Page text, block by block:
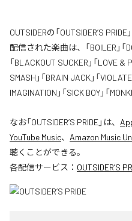
OUTSIDERの「OUTSIDER’S
配信された楽曲は、「BOILER」「
「BLACKOUT SUCKER」「LOVE &
SMASH」「BRAIN JACK」「
IMAGINATION」「SICK BOY」「
なお「OUTSIDER’S PRIDE」は、
YouTube Music、 Amazon Music
聴くことができる。
各配信サービス： OUTSIDER’S